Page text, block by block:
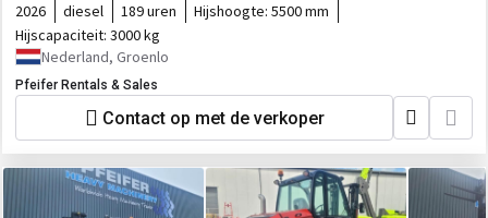
2026 diesel 189 uren Hijshoogte: 5500 mm
Hijscapaciteit: 3000 kg
Nederland, Groenlo
Pfeifer Rentals & Sales
Contact op met de verkoper